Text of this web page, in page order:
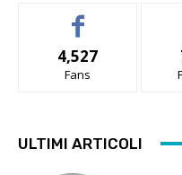
4,527
Fans
ULTIMI ARTICOLI